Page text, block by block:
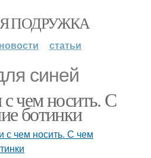
ПОДРУЖКА
новости статьи
синей
чем носить. С
ботинки